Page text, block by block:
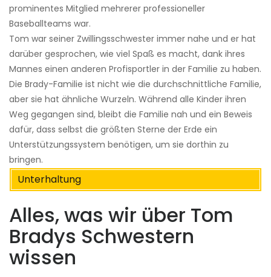
prominentes Mitglied mehrerer professioneller
Baseballteams war.
Tom war seiner Zwillingsschwester immer nahe und er hat
darüber gesprochen, wie viel Spaß es macht, dank ihres
Mannes einen anderen Profisportler in der Familie zu haben.
Die Brady-Familie ist nicht wie die durchschnittliche Familie,
aber sie hat ähnliche Wurzeln. Während alle Kinder ihren
Weg gegangen sind, bleibt die Familie nah und ein Beweis
dafür, dass selbst die größten Sterne der Erde ein
Unterstützungssystem benötigen, um sie dorthin zu
bringen.
Unterhaltung
Alles, was wir über Tom
Bradys Schwestern
wissen